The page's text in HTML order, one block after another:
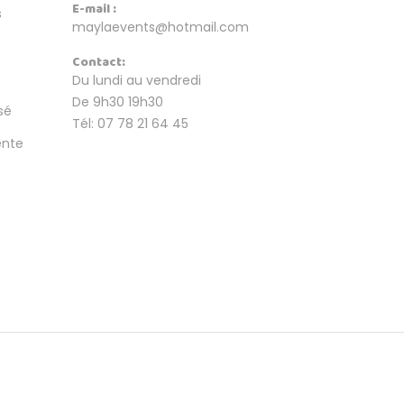
E-mail :
maylaevents@hotmail.com
Contact:
Du lundi au vendredi
De 9h30 19h30
Tél: 07 78 21 64 45